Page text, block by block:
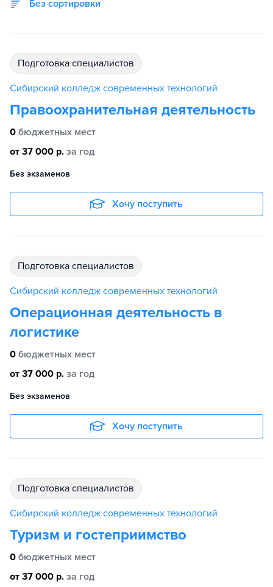
Без сортировки
подготовка специалистов
Сибирский колледж современных технологий
Правоохранительная деятельность
0 бюджетных мест
от 37 000 р. за год
Без экзаменов
Хочу поступить
подготовка специалистов
Сибирский колледж современных технологий
Операционная деятельность в
логистике
0 бюджетных мест
от 37 000 р. за год
Без экзаменов
Хочу поступить
подготовка специалистов
Сибирский колледж современных технологий
Туризм и гостеприимство
0 бюджетных мест
от 37 000 р. за год